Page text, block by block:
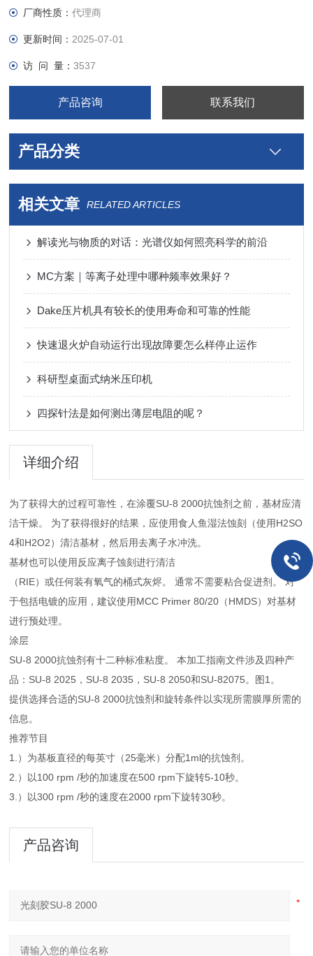
厂商性质：代理商
更新时间： 2025-07-01
访 问 量：3537
产品咨询 联系我们
产品分类
相关文章 RELATED ARTICLES
解读光与物质的对话：光谱仪如何照亮科学的前沿
MC方案｜等离子处理中哪种频率效果好？
Dake压片机具有较长的使用寿命和可靠的性能
快速退火炉自动运行出现故障要怎么样停止运作
科研型桌面式纳米压印机
四探针法是如何测出薄层电阻的呢？
详细介绍
为了获得大的过程可靠性，在涂覆SU-8 2000抗蚀剂之前，基材应清
洁干燥。 为了获得很好的结果，应使用食人鱼湿法蚀刻（使用H2SO
4和H2O2）清洁基材，然后用去离子水冲洗。
基材也可以使用反应离子蚀刻进行清洁
（RIE）或任何装有氧气的桶式灰烬。 通常不需要粘合促进剂。 对
于包括电镀的应用，建议使用MCC Primer 80/20（HMDS）对基材
进行预处理。
涂层
SU-8 2000抗蚀剂有十二种标准粘度。 本加工指南文件涉及四种产
品：SU-8 2025，SU-8 2035，SU-8 2050和SU-82075。图1。
提供选择合适的SU-8 2000抗蚀剂和旋转条件以实现所需膜厚所需的
信息。
推荐节目
1.）为基板直径的每英寸（25毫米）分配1ml的抗蚀剂。
2.）以100 rpm /秒的加速度在500 rpm下旋转5-10秒。
3.）以300 rpm /秒的速度在2000 rpm下旋转30秒。
产品咨询